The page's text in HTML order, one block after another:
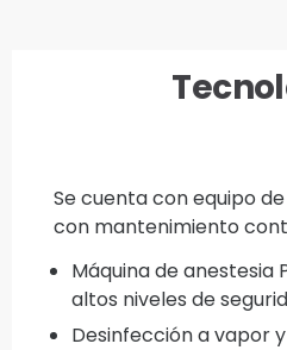
Se cuenta con equipo
con mantenimiento
Máquina de anestesia
altos niveles de
Desinfección a vapor